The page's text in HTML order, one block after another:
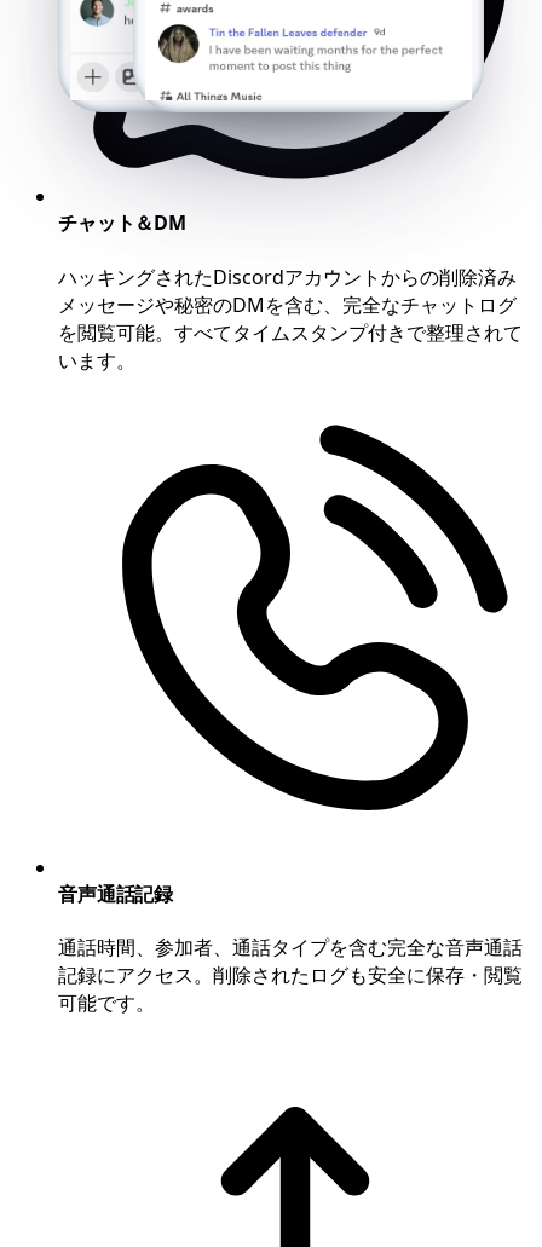
チャット＆DM
ハッキングされたDiscordアカウントからの削除済み
メッセージや秘密のDMを含む、完全なチャットログ
を閲覧可能。すべてタイムスタンプ付きで整理されて
います。
音声通話記録
通話時間、参加者、通話タイプを含む完全な音声通話
記録にアクセス。削除されたログも安全に保存・閲覧
可能です。